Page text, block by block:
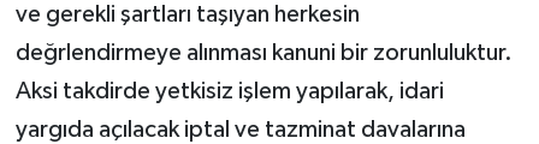
ve gerekli şartları taşıyan herkesin
değrlendirmeye alınması kanuni bir zorunluluktur.
Aksi takdirde yetkisiz işlem yapılarak, idari
yargıda açılacak iptal ve tazminat davalarına